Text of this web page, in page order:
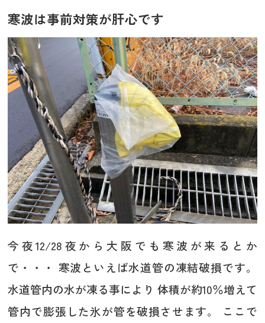
寒波は事前対策が肝心です
今夜12/28夜から大阪でも寒波が来るとか
で・・・ 寒波といえば水道管の凍結破損です。
水道管内の水が凍る事により 体積が約10％増えて
管内で膨張した氷が管を破損させます。 ここで